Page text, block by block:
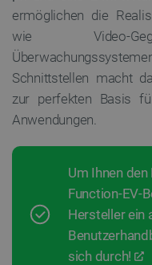
ermöglichen die
wie Video-
Schnittstellen macht
zur perfekten Basis
Anwendungen.
Um Ihnen
Function-EV-
Hersteller ein
sich durch!